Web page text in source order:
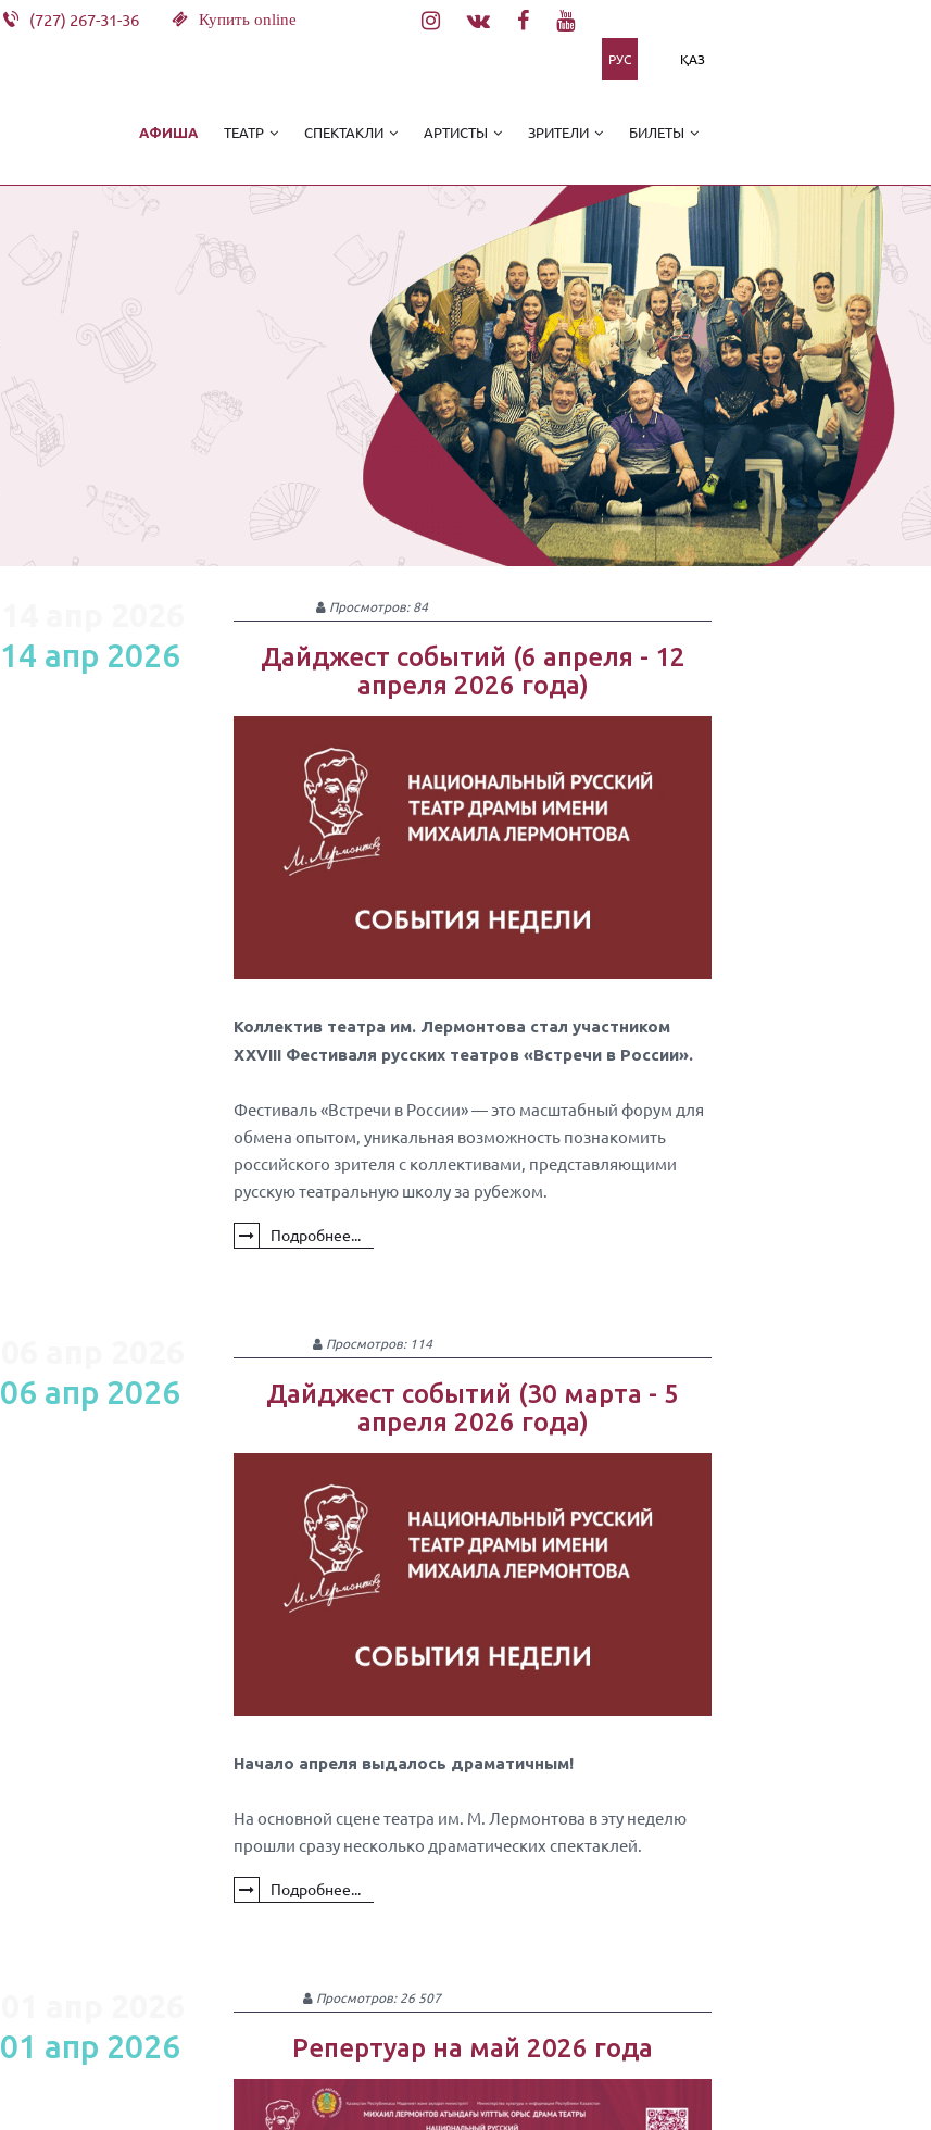
(727) 267-31-36 Купить online
РУС ҚАЗ
АФИША ТЕАТР СПЕКТАКЛИ АРТИСТЫ ЗРИТЕЛИ БИЛЕТЫ
14 апр 2026
Просмотров: 84
Дайджест событий (6 апреля - 12
апреля 2026 года)
Коллектив театра им. Лермонтова стал участником
XXVIII Фестиваля русских театров «Встречи в России».
Фестиваль «Встречи в России» — это масштабный форум для
обмена опытом, уникальная возможность познакомить
российского зрителя с коллективами, представляющими
русскую театральную школу за рубежом.
Подробнее...
06 апр 2026
Просмотров: 114
Дайджест событий (30 марта - 5
апреля 2026 года)
Начало апреля выдалось драматичным!
На основной сцене театра им. М. Лермонтова в эту неделю
прошли сразу несколько драматических спектаклей.
Подробнее...
01 апр 2026
Просмотров: 26 507
Репертуар на май 2026 года